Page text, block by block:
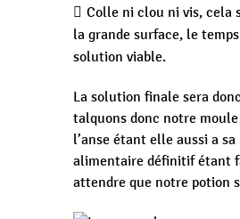
Colle ni clou ni vis, cela
la grande surface, le
solution viable.
La solution finale sera
talquons donc notre
l’anse étant elle aussi a
alimentaire définitif étant
attendre que notre potion